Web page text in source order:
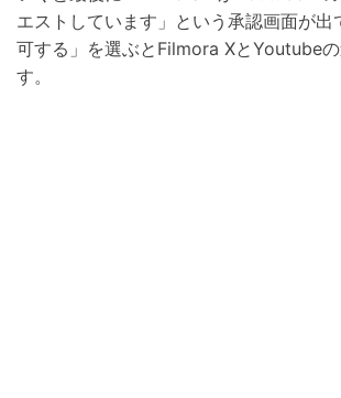
エストしています」という承認画面が出
可する」を選ぶとFilmora XとYoutube
す。